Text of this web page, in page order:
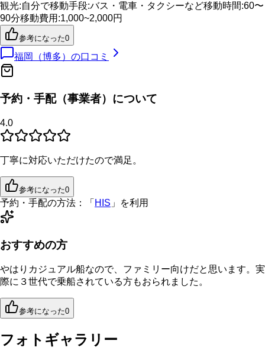
観光:自分で移動手段:バス・電車・タクシーなど移動時間:60〜
90分移動費用 :1,000~2,000円
参考になった0
福岡（博多） の口コミ
予約・手配（事業者）について
4.0
丁寧に対応いただけたので満足。
参考になった0
予約・手配の方法： 「 HIS 」を利用
おすすめの方
やはりカジュアル船なので、ファミリー向けだと思います。実
際に３世代で乗船されている方もおられました。
参考になった0
フォトギャラリー